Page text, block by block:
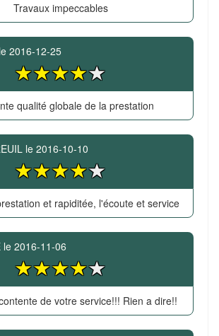
Travaux impeccables
le 2016-12-25
qualité globale de la prestation
le 2016-10-10
et rapiditée, l'écoute et service
le 2016-11-06
de votre service!!! Rien a dire!!